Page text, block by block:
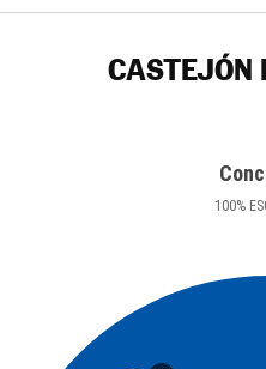
CASTEJÓN
100%